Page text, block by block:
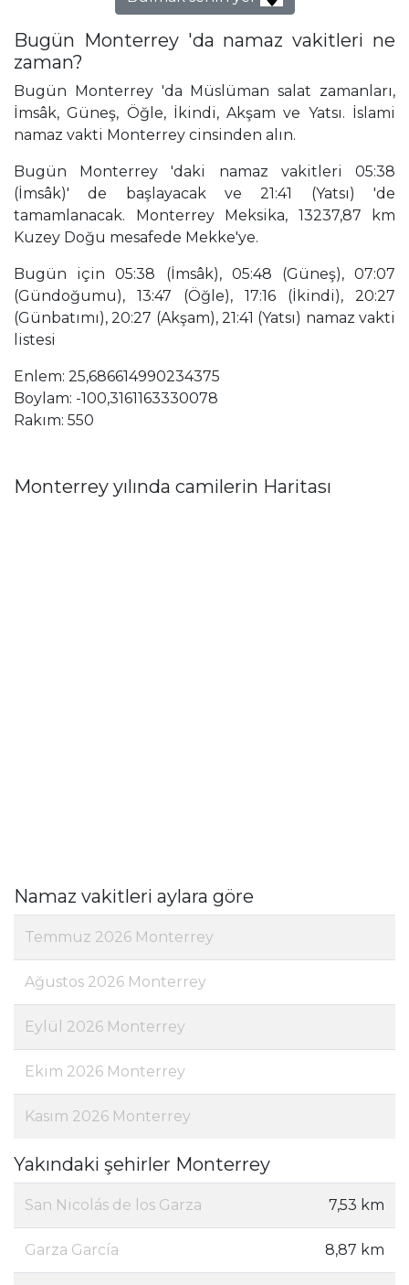
Bugün Monterrey 'da namaz vakitleri ne
zaman?
Bugün Monterrey 'da Müslüman salat zamanları,
İmsâk, Güneş, Öğle, İkindi, Akşam ve Yatsı. İslami
namaz vakti Monterrey cinsinden alın.
Bugün Monterrey 'daki namaz vakitleri 05:38
(İmsâk)' de başlayacak ve 21:41 (Yatsı) 'de
tamamlanacak. Monterrey Meksika, 13237,87 km
Kuzey Doğu mesafede Mekke'ye.
Bugün için 05:38 (İmsâk), 05:48 (Güneş), 07:07
(Gündoğumu), 13:47 (Öğle), 17:16 (İkindi), 20:27
(Günbatımı), 20:27 (Akşam), 21:41 (Yatsı) namaz vakti
listesi
Enlem: 25,686614990234375
Boylam: -100,3161163330078
Rakım: 550
Monterrey yılında camilerin Haritası
Namaz vakitleri aylara göre
Temmuz 2026 Monterrey
Ağustos 2026 Monterrey
Eylül 2026 Monterrey
Ekim 2026 Monterrey
Kasım 2026 Monterrey
Yakındaki şehirler Monterrey
San Nicolás de los Garza 7,53 km
Garza García 8,87 km